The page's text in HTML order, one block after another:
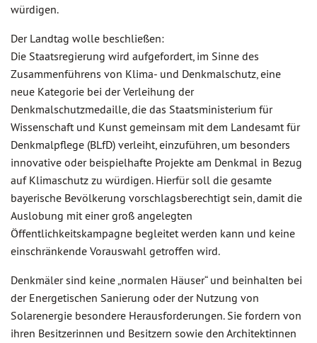
würdigen.
Der Landtag wolle beschließen:
Die Staatsregierung wird aufgefordert, im Sinne des
Zusammenführens von Klima- und Denkmalschutz, eine
neue Kategorie bei der Verleihung der
Denkmalschutzmedaille, die das Staatsministerium für
Wissenschaft und Kunst gemeinsam mit dem Landesamt für
Denkmalpflege (BLfD) verleiht, einzuführen, um besonders
innovative oder beispielhafte Projekte am Denkmal in Bezug
auf Klimaschutz zu würdigen. Hierfür soll die gesamte
bayerische Bevölkerung vorschlagsberechtigt sein, damit die
Auslobung mit einer groß angelegten
Öffentlichkeitskampagne begleitet werden kann und keine
einschränkende Vorauswahl getroffen wird.
Denkmäler sind keine „normalen Häuser“ und beinhalten bei
der Energetischen Sanierung oder der Nutzung von
Solarenergie besondere Herausforderungen. Sie fordern von
ihren Besitzerinnen und Besitzern sowie den Architektinnen